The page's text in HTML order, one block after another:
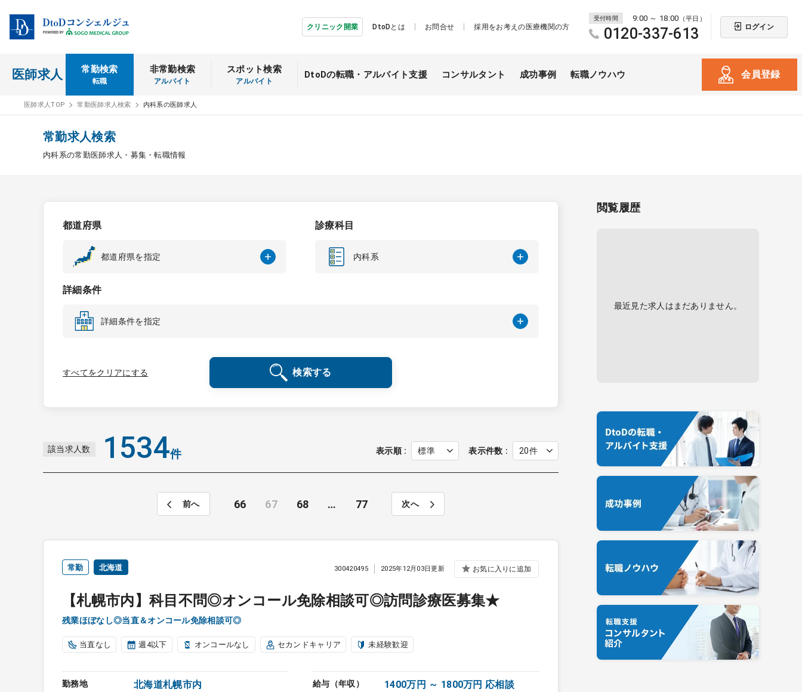
クリニック開業 DtoDとは お問合せ 採用をお考えの医療機関の方
受付時間 9:00 ～ 18:00 （平日）
0120-337-613 ログイン
医師求人 常勤検索
転職
非常勤検索
アルバイト
スポット検索
アルバイト
DtoDの転職・ アルバイト支援 コンサルタント 成功事例 転職ノウハウ 会員登録
医師求人TOP 常勤医師求人検索 内科系の医師求人
常勤求人検索
内科系の常勤医師求人・募集・転職情報
都道府県
都道府県を指定
診療科目
内科系
詳細条件
詳細条件を指定
検索する
すべてをクリアにする
該当求人数 1534件 表示順 表示件数
前へ 66 67 68 … 77 次へ
常勤 北海道
【札幌市内】科目不問◎オンコール免除相談可◎訪問診療医募集★
残業ほぼなし◎当直＆オンコール免除相談可◎
300420495 2025年12月03日更新 お気に入りに追加
当直なし 週4以下 オンコールなし セカンドキャリア 未経験歓迎
勤務地 北海道札幌市内 給与（年収） 1400万円 ～ 1800万円 応相談
閲覧履歴
最近見た求人はまだありません。